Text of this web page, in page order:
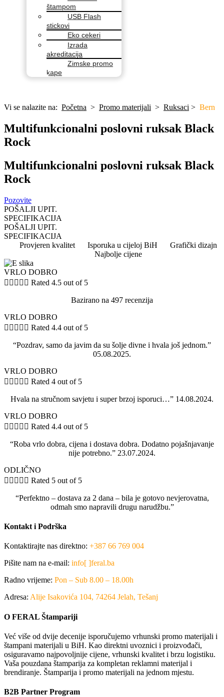
štampom
USB Flash
stickovi
Eko cekeri
Izrada
akreditacija
Zimske promo
kape
Vi se nalazite na: Početna > Promo materijali > Ruksaci > Bern
Multifunkcionalni poslovni ruksak Black
Rock
Multifunkcionalni poslovni ruksak Black
Rock
Pozovite
POŠALJI UPIT.
SPECIFIKACIJA
POŠALJI UPIT.
SPECIFIKACIJA
Provjeren kvalitet
Isporuka u cijeloj BiH
Grafički dizajn
Najbolje cijene
VRLO DOBRO
     Rated 4.5 out of 5
Bazirano na 497 recenzija
VRLO DOBRO
     Rated 4.4 out of 5
“Pozdrav, samo da javim da su šolje divne i hvala još jednom.”
05.08.2025.
VRLO DOBRO
     Rated 4 out of 5
Hvala na stručnom savjetu i super brzoj isporuci…” 14.08.2024.
VRLO DOBRO
     Rated 4.4 out of 5
“Roba vrlo dobra, cijena i dostava dobra. Dodatno pojašnjavanje
nije potrebno.” 23.07.2024.
ODLIČNO
     Rated 5 out of 5
“Perfektno – dostava za 2 dana – bila je gotovo nevjerovatna,
odmah smo napravili drugu narudžbu.”
Kontakt i Podrška
Kontaktirajte nas direktno: +387 66 769 004
Pišite nam na e-mail: info[ ]feral.ba
Radno vrijeme: Pon – Sub 8.00 – 18.00h
Adresa: Alije Isakovića 104, 74264 Jelah, Tešanj
O FERAL Štampariji
Već više od dvije decenije isporučujemo vrhunski promo materijali i
štampani materijali u BiH. Kao direktni uvoznici i proizvođači,
osiguravamo najpovoljnije cijene, vrhunski kvalitet i brzu logistiku.
Vaša pouzdana štamparija za kompletan reklamni materijal i
brendiranje. Štamparija i promo materijali na jednom mjestu.
B2B Partner Program